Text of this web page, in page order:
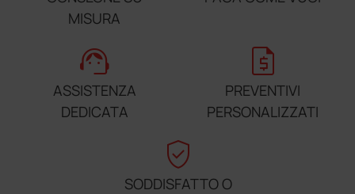
MISURA
support_agent
ASSISTENZA
DEDICATA
request_quote
PREVENTIVI
PERSONALIZZATI
verified_user
SODDISFATTO O